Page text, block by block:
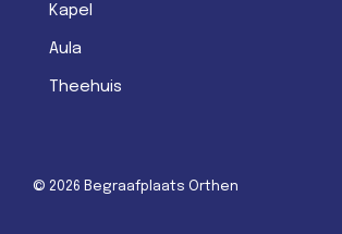
Kapel
Aula
Theehuis
© 2026 Begraafplaats Orthen